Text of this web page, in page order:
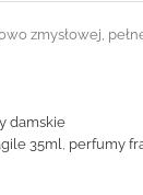
zmysłowej,
damskie
35ml, perfumy